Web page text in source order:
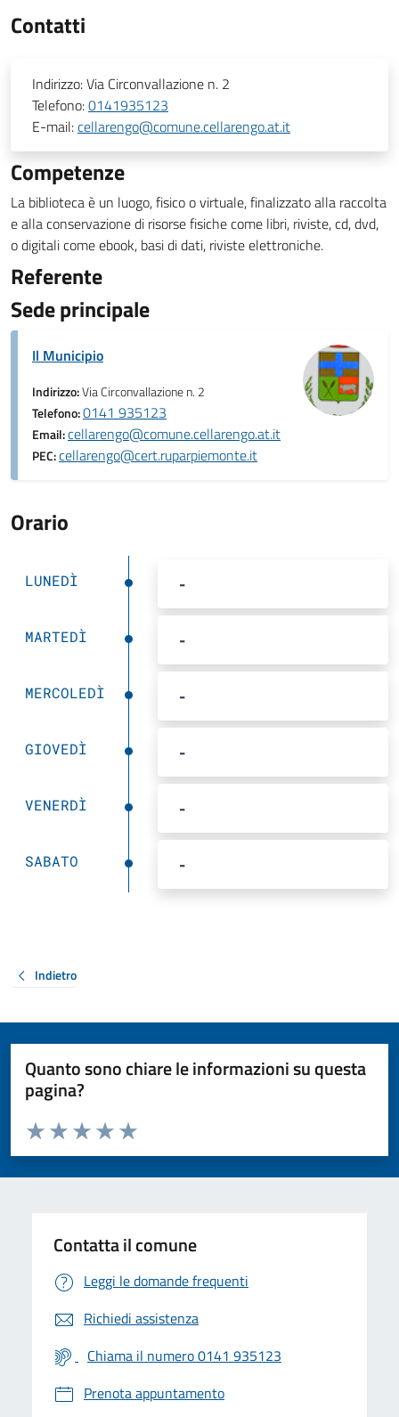
Contatti
Indirizzo:Via Circonvallazione n. 2
Telefono:0141935123
E-mail:cellarengo@comune.cellarengo.at.it
Competenze
La biblioteca è un luogo, fisico o virtuale, finalizzato alla raccolta
e alla conservazione di risorse fisiche come libri, riviste, cd, dvd,
o digitali come ebook, basi di dati, riviste elettroniche.
Referente
Sede principale
Il Municipio
Indirizzo:Via Circonvallazione n. 2
Telefono:0141 935123
Email:cellarengo@comune.cellarengo.at.it
PEC:cellarengo@cert.ruparpiemonte.it
Orario
LUNEDÌ -
MARTEDÌ -
MERCOLEDÌ -
GIOVEDÌ -
VENERDÌ -
SABATO -
Indietro
Quanto sono chiare le informazioni su questa
pagina?
Valuta da 1 a 5 stelle la pagina
Valuta 5 stelle su 5
Valuta 4 stelle su 5
Valuta 3 stelle su 5
Valuta 2 stelle su 5
Valuta 1 stelle su 5
Contatta il comune
Leggi le domande frequenti
Richiedi assistenza
Chiama il numero 0141 935123
Prenota appuntamento